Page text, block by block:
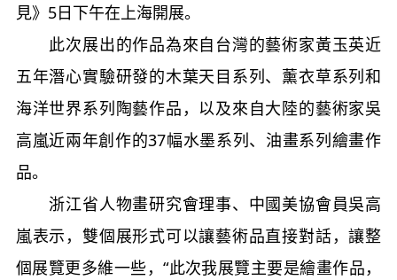
見》5日下午在上海開展。
此次展出的作品為來自台灣的藝術家黃玉英近
五年潛心實驗研發的木葉天目系列、薰衣草系列和
海洋世界系列陶藝作品，以及來自大陸的藝術家吳
高嵐近兩年創作的37幅水墨系列、油畫系列繪畫作
品。
浙江省人物畫研究會理事、中國美協會員吳高
嵐表示，雙個展形式可以讓藝術品直接對話，讓整
個展覽更多維一些，“此次我展覽主要是繪畫作品，